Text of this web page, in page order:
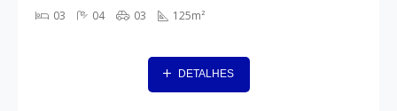
03 04 03 125m²
DETALHES